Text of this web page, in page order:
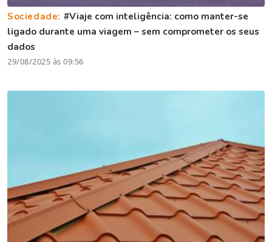
Sociedade: #Viaje com inteligência: como manter-se
ligado durante uma viagem – sem comprometer os seus
dados
29/08/2025 às 09:56